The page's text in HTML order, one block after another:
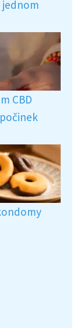
jednom
CBD